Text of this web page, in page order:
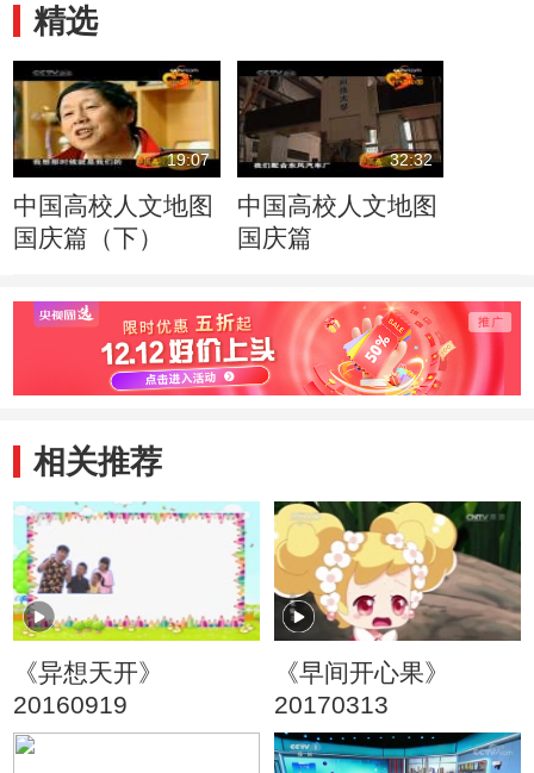
精选
19:07
中国高校人文地图
国庆篇（下）
32:32
中国高校人文地图
国庆篇
相关推荐
《异想天开》
20160919
《早间开心果》
20170313